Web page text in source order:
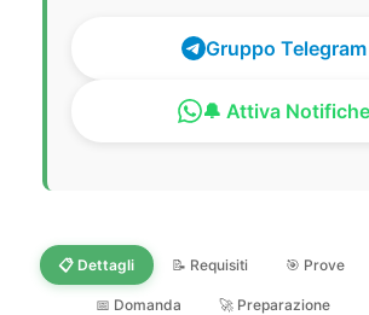
Gruppo Telegram
🔔 Attiva Notifiche
📋 Dettagli 📝 Requisiti 🎯 Prove
📅 Domanda 🚀 Preparazione